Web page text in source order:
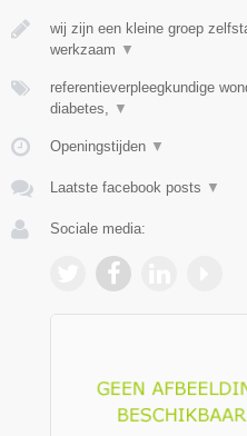
wij zijn een kleine groep
werkzaam ▼
referentieverpleegkundige
diabetes,
▼
Openingstijden ▼
Laatste facebook posts ▼
Sociale media: